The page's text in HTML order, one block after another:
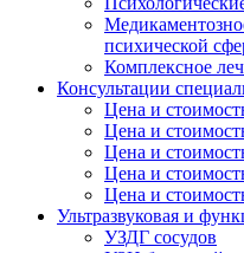
психической
Комплексное
Консультации
Цена и
Цена и
Цена и
Цена и
Цена и
Ультразвуковая и
УЗДГ сосудов